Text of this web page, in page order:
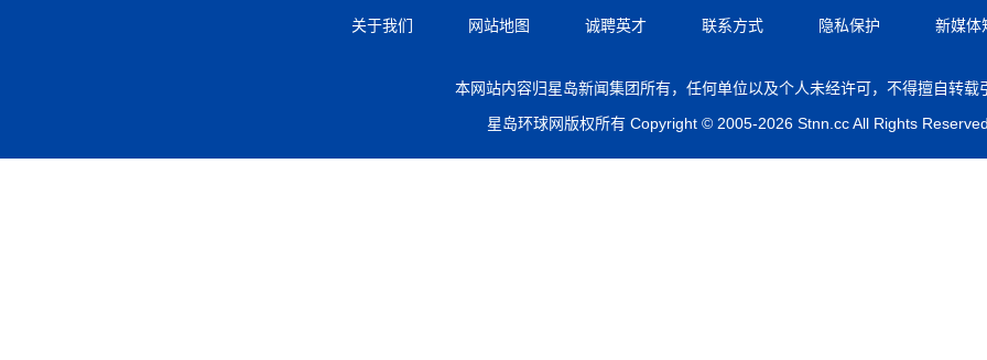
关于我们 网站地图 诚聘英才 联系方式 隐私保护 新媒体
本网站内容归星岛新闻集团所有，任何单位以及个人未经许可，不得擅自转载
星岛环球网版权所有 Copyright © 2005-2026 Stnn.cc All Rights Reserved.